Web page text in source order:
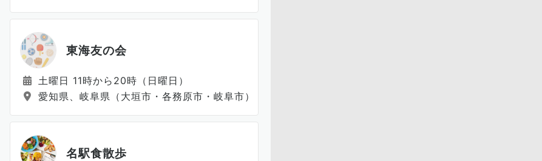
東海友の会
土曜日 11時から20時（日曜日）
愛知県、岐阜県（大垣市・各務原市・岐阜市）、三重県
名駅食散歩